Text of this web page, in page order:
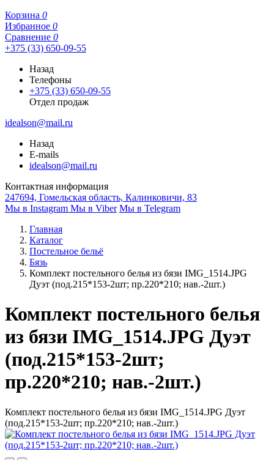
Корзина 0
Избранное 0
Сравнение 0
+375 (33) 650-09-55
Назад
Телефоны
+375 (33) 650-09-55
Отдел продаж
idealson@mail.ru
Назад
E-mails
idealson@mail.ru
Контактная информация
247694, Гомельская область, Калинковичи, 83
Мы в Instagram Мы в Viber Мы в Telegram
Главная
Каталог
Постельное бельё
Бязь
Комплект постельного белья из бязи IMG_1514.JPG
Дуэт (под.215*153-2шт; пр.220*210; нав.-2шт.)
Комплект постельного белья
из бязи IMG_1514.JPG Дуэт
(под.215*153-2шт;
пр.220*210; нав.-2шт.)
Комплект постельного белья из бязи IMG_1514.JPG Дуэт
(под.215*153-2шт; пр.220*210; нав.-2шт.)